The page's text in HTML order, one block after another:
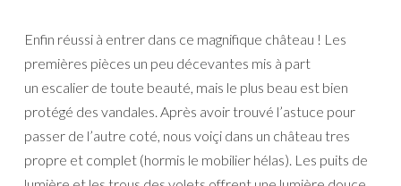
Enfin réussi à entrer dans ce magnifique château ! Les
premières pièces un peu décevantes mis à part
un escalier de toute beauté, mais le plus beau est bien
protégé des vandales. Après avoir trouvé l’astuce pour
passer de l’autre coté, nous voiçi dans un château tres
propre et complet (hormis le mobilier hélas). Les puits de